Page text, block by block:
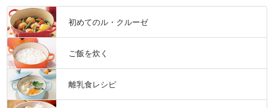
初めてのル・クルーゼ
ご飯を炊く
離乳食レシピ